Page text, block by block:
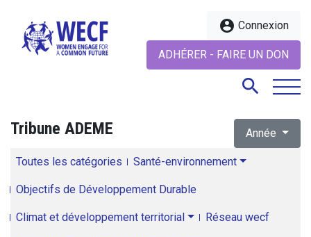
account_circle Connexion
ADHÉRER - FAIRE UN DON
search
Tribune ADEME Année
Toutes les catégories Santé-environnement
Objectifs de Développement Durable
Climat et développement territorial Réseau wecf